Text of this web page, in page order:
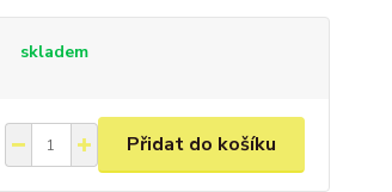
skladem
Přidat do košíku